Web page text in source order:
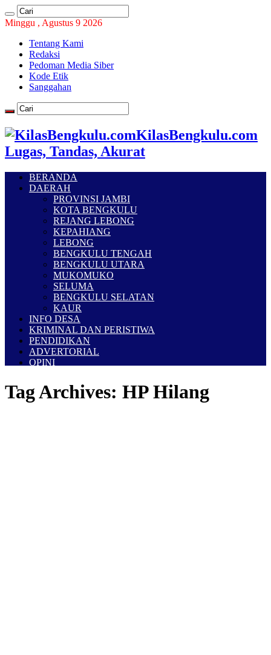
Minggu , Agustus 9 2026
Tentang Kami
Redaksi
Pedoman Media Siber
Kode Etik
Sanggahan
KilasBengkulu.com
Lugas, Tandas, Akurat
BERANDA
DAERAH
PROVINSI JAMBI
KOTA BENGKULU
REJANG LEBONG
KEPAHIANG
LEBONG
BENGKULU TENGAH
BENGKULU UTARA
MUKOMUKO
SELUMA
BENGKULU SELATAN
KAUR
INFO DESA
KRIMINAL DAN PERISTIWA
PENDIDIKAN
ADVERTORIAL
OPINI
Tag Archives: HP Hilang